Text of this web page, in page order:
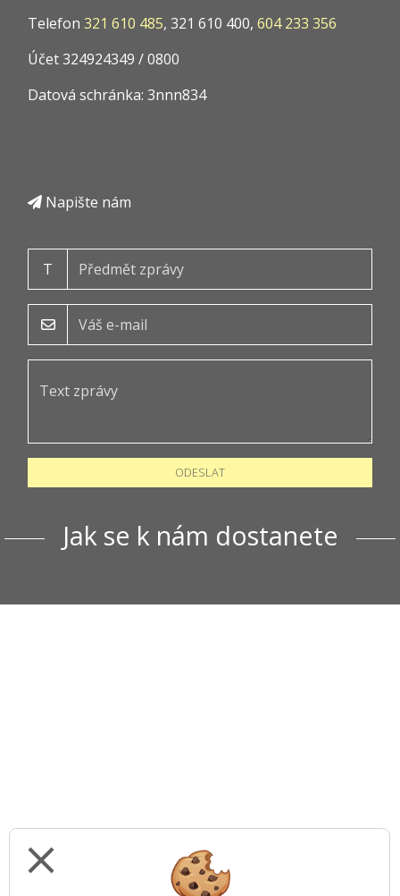
Telefon 321 610 485, 321 610 400, 604 233 356
Účet 324924349 / 0800
Datová schránka: 3nnn834
Napište nám
T
ODESLAT
Jak se k nám dostanete
close